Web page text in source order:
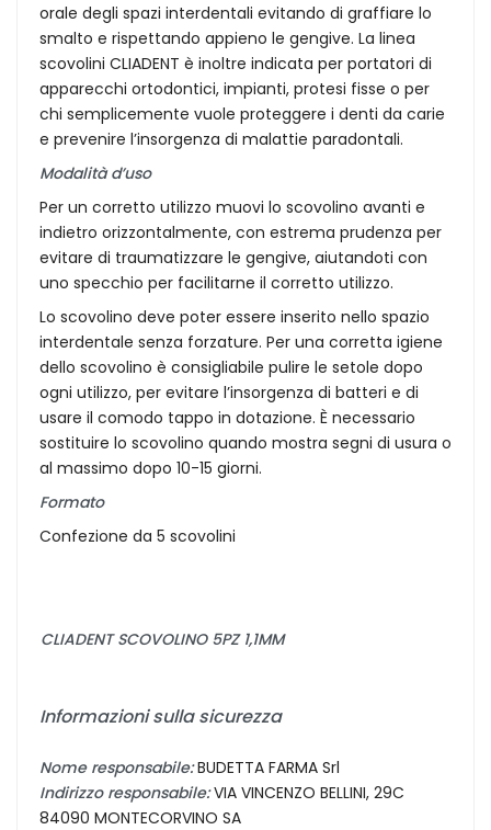
orale degli spazi interdentali evitando di graffiare lo
smalto e rispettando appieno le gengive. La linea
scovolini CLIADENT è inoltre indicata per portatori di
apparecchi ortodontici, impianti, protesi fisse o per
chi semplicemente vuole proteggere i denti da carie
e prevenire l’insorgenza di malattie paradontali.
Modalità d’uso
Per un corretto utilizzo muovi lo scovolino avanti e
indietro orizzontalmente, con estrema prudenza per
evitare di traumatizzare le gengive, aiutandoti con
uno specchio per facilitarne il corretto utilizzo.
Lo scovolino deve poter essere inserito nello spazio
interdentale senza forzature. Per una corretta igiene
dello scovolino è consigliabile pulire le setole dopo
ogni utilizzo, per evitare l’insorgenza di batteri e di
usare il comodo tappo in dotazione. È necessario
sostituire lo scovolino quando mostra segni di usura o
al massimo dopo 10-15 giorni.
Formato
Confezione da 5 scovolini
CLIADENT SCOVOLINO 5PZ 1,1MM
Informazioni sulla sicurezza
Nome responsabile:BUDETTA FARMA Srl
Indirizzo responsabile:VIA VINCENZO BELLINI, 29C
84090 MONTECORVINO SA